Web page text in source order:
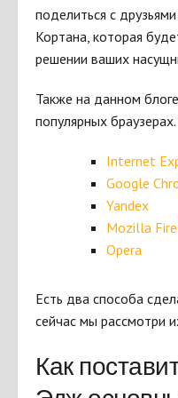
поделиться с
Кортана, которая
решении ваших
Также на данном
популярных
Internet
Google
Yandex
Mozilla
Opera
Есть два способа
сейчас мы рассмотри
Как